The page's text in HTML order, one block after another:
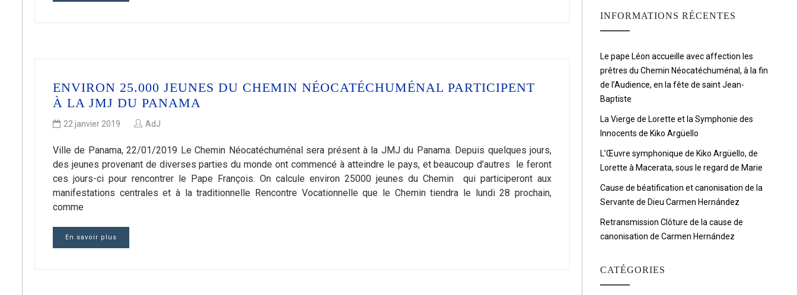
ENVIRON 25.000 JEUNES DU CHEMIN NÉOCATÉCHUMÉNAL PARTICIPENT
À LA JMJ DU PANAMA
22 janvier 2019 AdJ
Ville de Panama, 22/01/2019 Le Chemin Néocatéchuménal sera présent à la JMJ du Panama. Depuis quelques jours,
des jeunes provenant de diverses parties du monde ont commencé à atteindre le pays, et beaucoup d’autres le feront
ces jours-ci pour rencontrer le Pape François. On calcule environ 25000 jeunes du Chemin qui participeront aux
manifestations centrales et à la traditionnelle Rencontre Vocationnelle que le Chemin tiendra le lundi 28 prochain,
comme
En savoir plus
INFORMATIONS RÉCENTES
Le pape Léon accueille avec affection les
prêtres du Chemin Néocatéchuménal, à la fin
de l’Audience, en la fête de saint Jean-
Baptiste
La Vierge de Lorette et la Symphonie des
Innocents de Kiko Argüello
L’Œuvre symphonique de Kiko Argüello, de
Lorette à Macerata, sous le regard de Marie
Cause de béatification et canonisation de la
Servante de Dieu Carmen Hernández
Retransmission Clôture de la cause de
canonisation de Carmen Hernández
CATÉGORIES